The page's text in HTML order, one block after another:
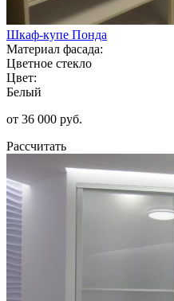
Шкаф-купе Понда
Материал фасада:
Цветное стекло
Цвет:
Белый
от 36 000 руб.
Рассчитать